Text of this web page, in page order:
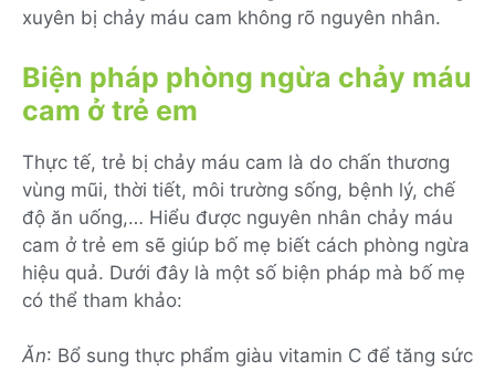
xuyên bị chảy máu cam không rõ nguyên nhân.
Biện pháp phòng ngừa chảy máu
cam ở trẻ em
Thực tế, trẻ bị chảy máu cam là do chấn thương
vùng mũi, thời tiết, môi trường sống, bệnh lý, chế
độ ăn uống,… Hiểu được nguyên nhân chảy máu
cam ở trẻ em sẽ giúp bố mẹ biết cách phòng ngừa
hiệu quả. Dưới đây là một số biện pháp mà bố mẹ
có thể tham khảo:
Ăn: Bổ sung thực phẩm giàu vitamin C để tăng sức